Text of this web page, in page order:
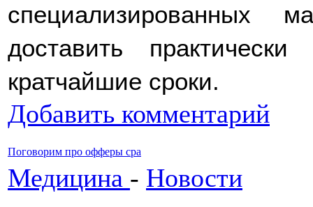
специализированных
доставить
кратчайшие сроки.
Добавить комментарий
Поговорим про офферы cpa
Медицина - Новости